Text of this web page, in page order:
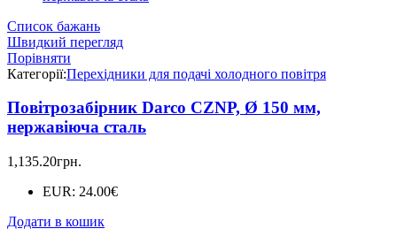
Список бажань
Швидкий перегляд
Порівняти
Категорії:Перехідники для подачі холодного повітря
Повітрозабірник Darco CZNP, Ø 150 мм,
нержавіюча сталь
1,135.20грн.
EUR: 24.00€
Додати в кошик